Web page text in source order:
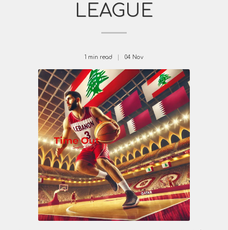
LEAGUE
1 min read 04 Nov